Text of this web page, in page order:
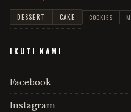
DESSERT CAKE COOKIES
IKUTI KAMI
Facebook
Instagram